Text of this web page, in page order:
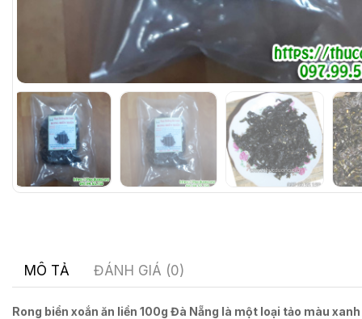
MÔ TẢ ĐÁNH GIÁ (0)
Rong biển xoắn ăn liền 100g Đà Nẵng là một loại tảo màu